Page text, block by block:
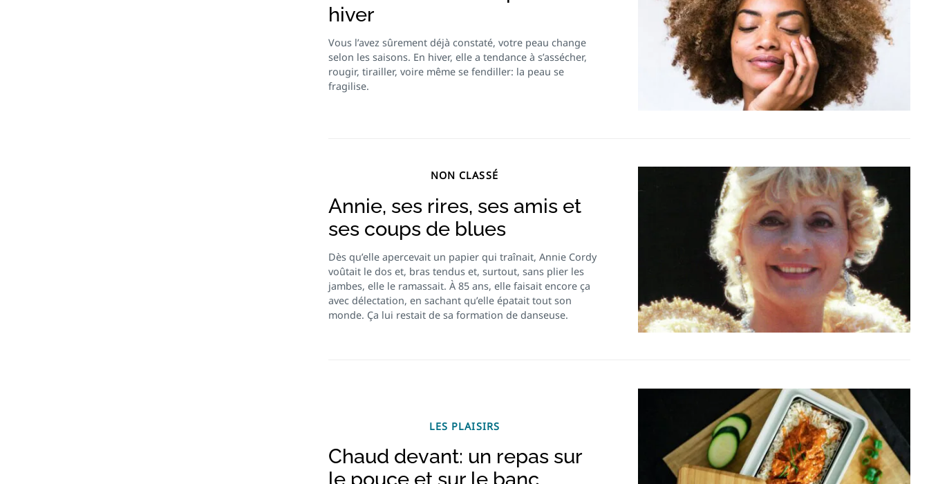
hiver
Vous l’avez sûrement déjà constaté, votre peau change
selon les saisons. En hiver, elle a tendance à s’assécher,
rougir, tirailler, voire même se fendiller: la peau se
fragilise.
NON CLASSÉ
Annie, ses rires, ses amis et
ses coups de blues
Dès qu’elle apercevait un papier qui traînait, Annie Cordy
voûtait le dos et, bras tendus et, surtout, sans plier les
jambes, elle le ramassait. À 85 ans, elle faisait encore ça
avec délectation, en sachant qu’elle épatait tout son
monde. Ça lui restait de sa formation de danseuse.
LES PLAISIRS
Chaud devant: un repas sur
le pouce et sur le banc